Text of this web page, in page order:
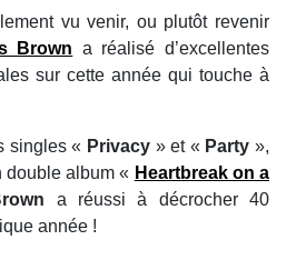
vu venir, ou plutôt revenir
Brown a réalisé d’excellentes
sur cette année qui touche à
singles « Privacy » et « Party »,
double album « Heartbreak on a
a réussi à décrocher 40
année !